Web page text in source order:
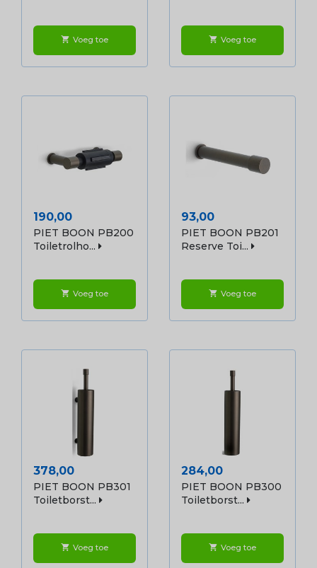
shopping_cart Voeg toe shopping_cart Voeg toe
Prijs
190,00
PIET BOON PB200
Toiletrolho...
shopping_cart Voeg toe
Prijs
93,00
PIET BOON PB201
Reserve Toi...
shopping_cart Voeg toe
Prijs
378,00
PIET BOON PB301
Toiletborst...
shopping_cart Voeg toe
Prijs
284,00
PIET BOON PB300
Toiletborst...
shopping_cart Voeg toe